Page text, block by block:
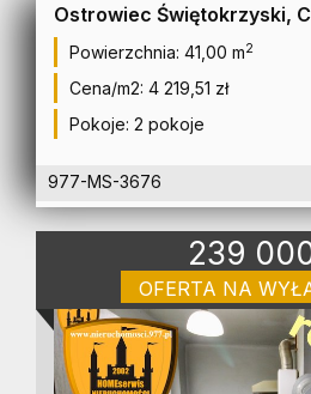
Ostrowiec Świętokrzyski,
Powierzchnia: 41,00 m2
Cena/m2: 4 219,51 zł
Pokoje: 2 pokoje
977-MS-3676
239
OFERTA NA
mieszkanie na